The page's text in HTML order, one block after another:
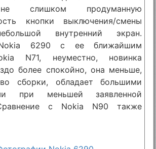
слишком продуманную
кнопки выключения/смены
внутренний экран.
Nokia 6290 с ее ближайшим
N71, неуместно, новинка
более спокойно, она меньше,
сборки, обладает большими
при меньшей заявленной
с Nokia N90 также